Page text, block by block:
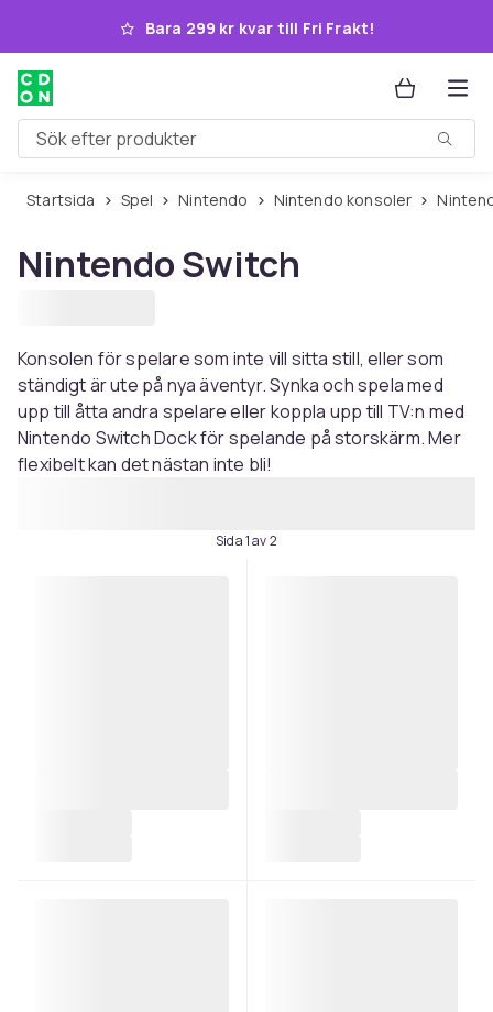
Hoppa till huvudinnehållet
Bara 299 kr kvar till Fri Frakt!
Sök efter produkter
Startsida Spel Nintendo Nintendo konsoler
Nintendo Switch
Konsolen för spelare som inte vill sitta still, eller som
ständigt är ute på nya äventyr. Synka och spela med
upp till åtta andra spelare eller koppla upp till TV:n med
Nintendo Switch Dock för spelande på storskärm. Mer
flexibelt kan det nästan inte bli!
Sida 1 av 2